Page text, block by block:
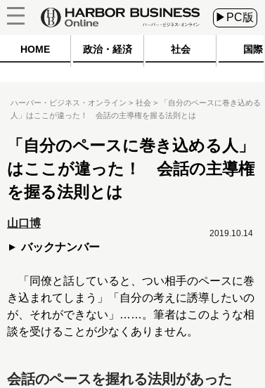
▶PC版
HOME 政治・経済 社会 国際
ハーバー・ビジネス・オンライン 社会
「自分のペースに巻き込める
人」はここが違った！ 会話の主導権を握る法則とは
「自分のペースに巻き込める人」
はここが違った！ 会話の主導権
を握る法則とは
山口博
バックナンバー
2019.10.14
「同僚と話していると、つい相手のペースに巻
き込まれてしまう」「自分の考えに誘導したいの
が、それができない」……。筆者はこのような相
談を受けることが少なくありません。
会話のペースを握れる法則があった